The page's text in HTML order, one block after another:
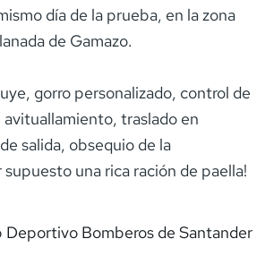
día de la prueba, en la zona
de Gamazo.
gorro personalizado, control de
traslado en
salida, obsequio de la
una rica ración de paella!
Deportivo Bomberos de Santander